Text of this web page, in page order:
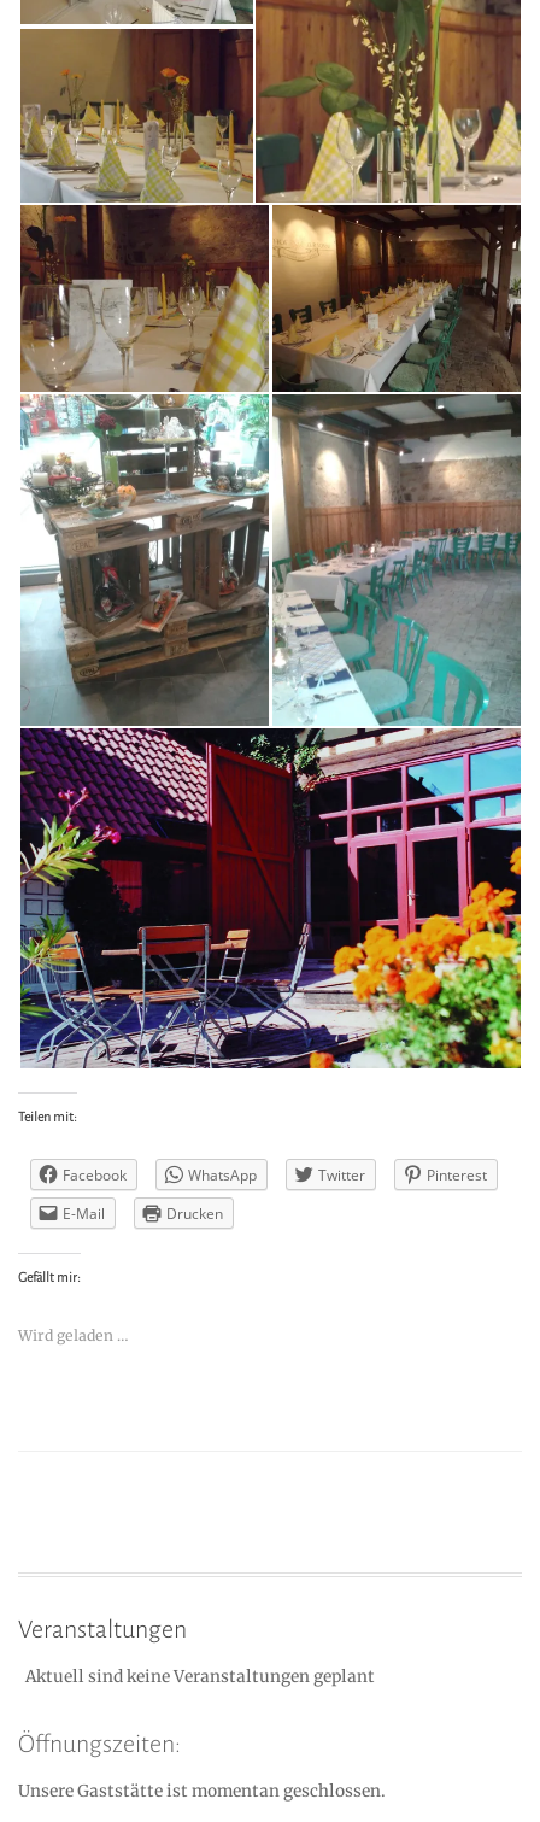
Teilen mit:
Facebook WhatsApp Twitter
Pinterest
E-Mail
Drucken
Gefällt mir:
Wird geladen …
Veranstaltungen
Aktuell sind keine Veranstaltungen geplant
Öffnungszeiten:
Unsere Gaststätte ist momentan geschlossen.